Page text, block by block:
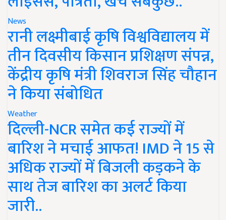
News
रानी लक्ष्मीबाई कृषि विश्वविद्यालय में
तीन दिवसीय किसान प्रशिक्षण संपन्न,
केंद्रीय कृषि मंत्री शिवराज सिंह चौहान
ने किया संबोधित
Weather
दिल्ली-NCR समेत कई राज्यों में
बारिश ने मचाई आफत! IMD ने 15 से
अधिक राज्यों में बिजली कड़कने के
साथ तेज बारिश का अलर्ट किया
जारी..